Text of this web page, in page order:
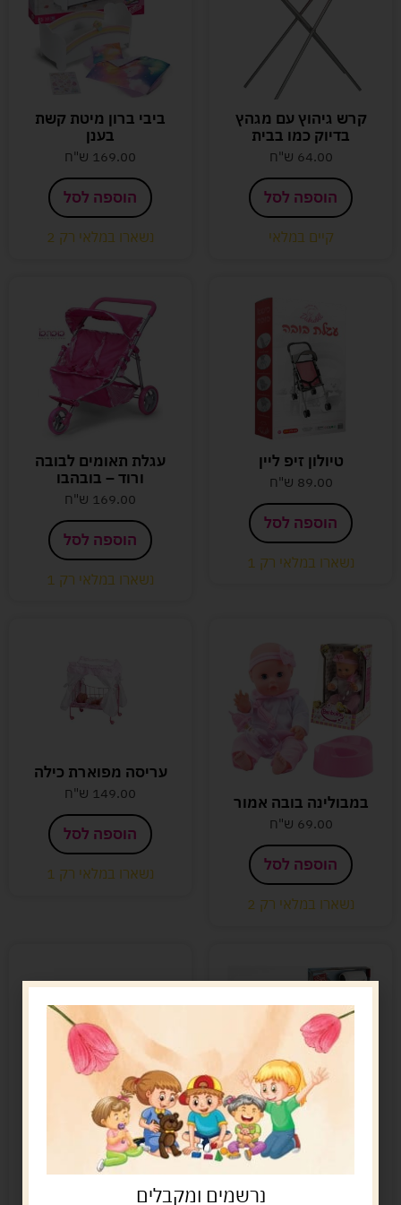
קרש גיהוץ עם מגהץ
בדיוק כמו בבית
64.00 ש"ח
הוספה לסל
קיים במלאי
ביבי ברון מיטת קשת
בענן
169.00 ש"ח
הוספה לסל
נשארו במלאי רק 2
טיולון זיפ ליין
89.00 ש"ח
הוספה לסל
נשארו במלאי רק 1
עגלת תאומים לבובה
ורוד – בובהבו
169.00 ש"ח
הוספה לסל
נשארו במלאי רק 1
במבולינה בובה אמור
69.00 ש"ח
הוספה לסל
נשארו במלאי רק 2
עריסה מפוארת כילה
149.00 ש"ח
הוספה לסל
נשארו במלאי רק 1
מייבש שיער צעצוע
25.00 ש"ח
הוספה לסל
מנשא לבובה
34.00
נרשמים ומקבלים